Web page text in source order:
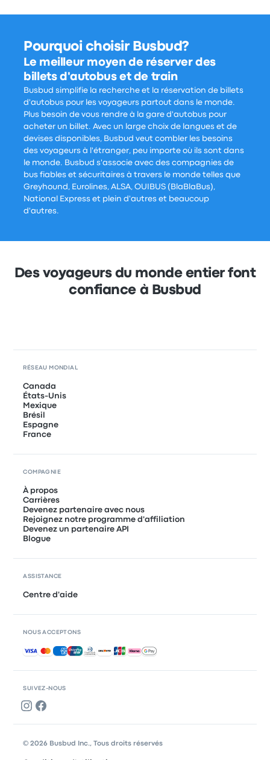
Pourquoi choisir Busbud?
Le meilleur moyen de réserver des
billets d'autobus et de train
Busbud simplifie la recherche et la réservation de billets
d'autobus pour les voyageurs partout dans le monde.
Plus besoin de vous rendre à la gare d'autobus pour
acheter un billet. Avec un large choix de langues et de
devises disponibles, Busbud veut combler les besoins
des voyageurs à l'étranger, peu importe où ils sont dans
le monde. Busbud s'associe avec des compagnies de
bus fiables et sécuritaires à travers le monde telles que
Greyhound, Eurolines, ALSA, OUIBUS (BlaBlaBus),
National Express et plein d'autres et beaucoup
d'autres.
Des voyageurs du monde entier font
confiance à Busbud
SUIVEZ-NOUS
RÉSEAU MONDIAL
Canada
États-Unis
Mexique
Brésil
Espagne
France
COMPAGNIE
À propos
Carrières
Devenez partenaire avec nous
Rejoignez notre programme d'affiliation
Devenez un partenaire API
Blogue
ASSISTANCE
Centre d'aide
NOUS ACCEPTONS
Paiements acceptés
© 2026 Busbud Inc., Tous droits réservés